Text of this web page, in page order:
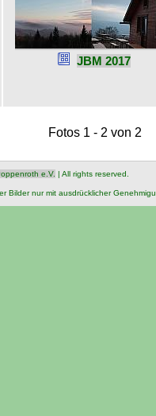
JBM 2017
Fotos 1 - 2 von 2
e.V. | All rights reserved.
Bilder nur mit ausdrücklicher